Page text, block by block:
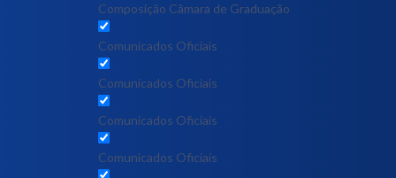
Composição Câmara de Graduação
Comunicados Oficiais
Comunicados Oficiais
Comunicados Oficiais
Comunicados Oficiais